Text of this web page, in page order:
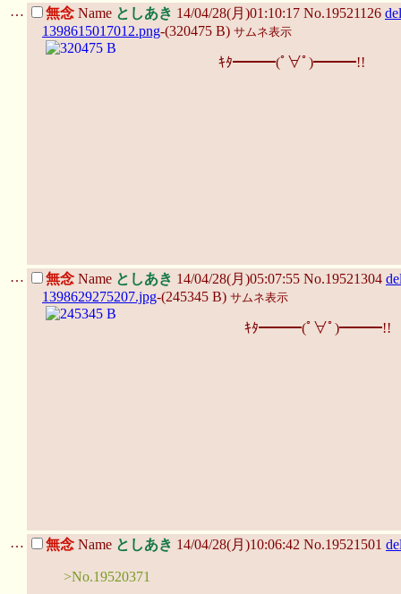
… 無念 Name としあき 14/04/28(月)01:10:17 No.19521126 del
1398615017012.png-(320475 B) サムネ表示
ｷﾀ━━━(ﾟ∀ﾟ)━━━!!
… 無念 Name としあき 14/04/28(月)05:07:55 No.19521304
1398629275207.jpg-(245345 B) サムネ表示
ｷﾀ━━━(ﾟ∀ﾟ)━━━!!
… 無念 Name としあき 14/04/28(月)10:06:42 No.19521501
>No.19520371